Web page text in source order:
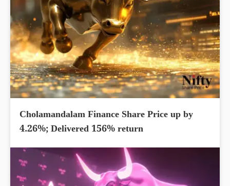
Cholamandalam Finance Share Price up by
4.26%; Delivered 156% return